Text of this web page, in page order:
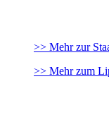
>> Mehr zur
>> Mehr zum